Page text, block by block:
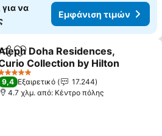
να
Εμφάνιση τιμών
Προσθήκη στα αγαπημένα
Doha Residences,
Collection by Hilton
τιμών
Αστέρια
9,4 Εξαιρετικό
17.244
4.7 χλμ. από: Κέντρο πόλης